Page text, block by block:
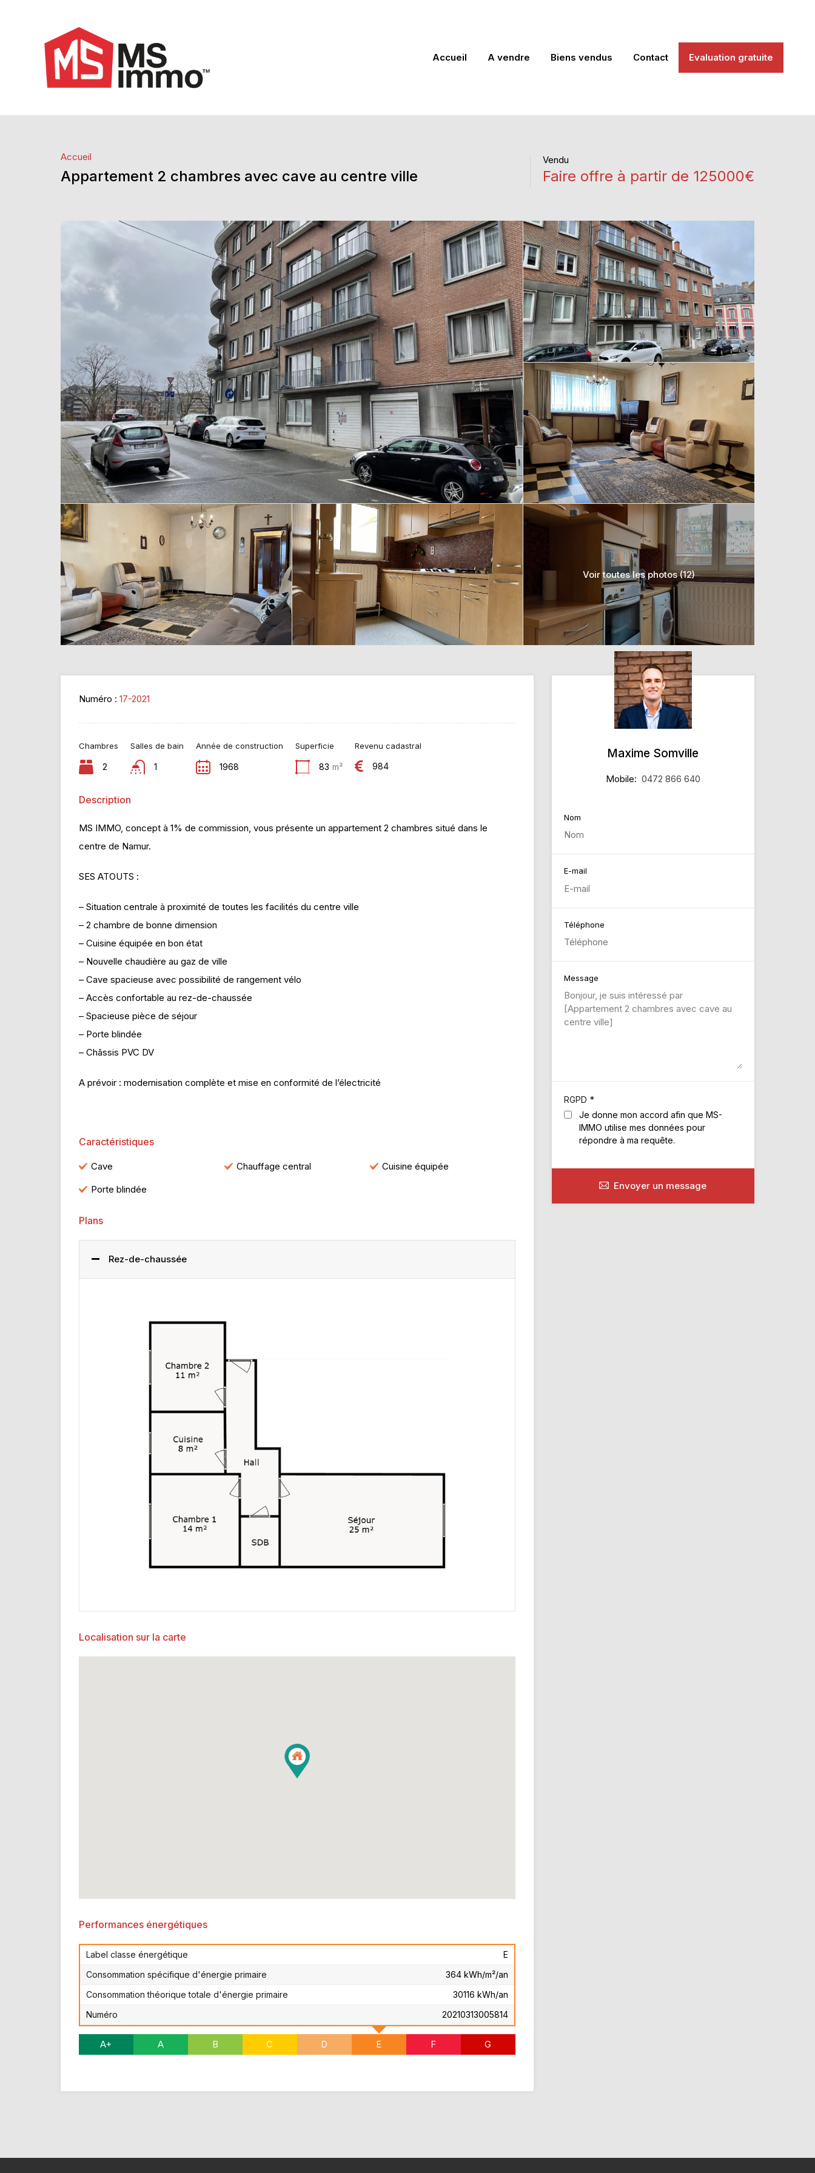
Accueil A vendre Biens vendus Contact Evaluation gratuite
Accueil
Appartement 2 chambres avec cave au centre ville
Vendu
Faire offre à partir de 125000€
Voir toutes les photos (12)
Numéro : 17-2021
Chambres
2
Salles de bain
1
Année de construction
1968
Superficie
83 m²
Revenu cadastral
984
Description
MS IMMO, concept à 1% de commission, vous présente un appartement 2 chambres situé dans le
centre de Namur.
SES ATOUTS :
– Situation centrale à proximité de toutes les facilités du centre ville
– 2 chambre de bonne dimension
– Cuisine équipée en bon état
– Nouvelle chaudière au gaz de ville
– Cave spacieuse avec possibilité de rangement vélo
– Accès confortable au rez-de-chaussée
– Spacieuse pièce de séjour
– Porte blindée
– Châssis PVC DV
A prévoir : modernisation complète et mise en conformité de l’électricité
Caractéristiques
Cave Chauffage central
Cuisine équipée
Porte blindée
Plans
Rez-de-chaussée
Localisation sur la carte
Performances énergétiques
Label classe énergétique
E
Consommation spécifique d'énergie primaire
364 kWh/m²/an
Consommation théorique totale d'énergie primaire
30116 kWh/an
Numéro
20210313005814
A+ A B C D E F G
Maxime Somville
Mobile: 0472 866 640
Nom
E-mail
Téléphone
Message
RGPD *
Je donne mon accord afin que MS-
IMMO utilise mes données pour
répondre à ma requête.
Envoyer un message